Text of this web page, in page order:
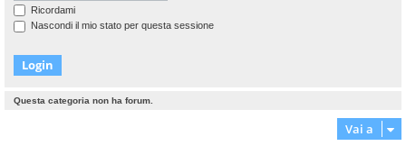
Ricordami
Nascondi il mio stato per questa sessione
Questa categoria non ha forum.
Vai a